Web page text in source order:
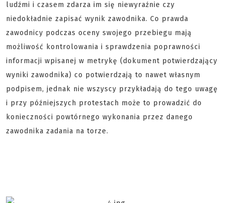
ludźmi i czasem zdarza im się niewyraźnie czy
niedokładnie zapisać wynik zawodnika. Co prawda
zawodnicy podczas oceny swojego przebiegu mają
możliwość kontrolowania i sprawdzenia poprawności
informacji wpisanej w metrykę (dokument potwierdzający
wyniki zawodnika) co potwierdzają to nawet własnym
podpisem, jednak nie wszyscy przykładają do tego uwagę
i przy późniejszych protestach może to prowadzić do
konieczności powtórnego wykonania przez danego
zawodnika zadania na torze.